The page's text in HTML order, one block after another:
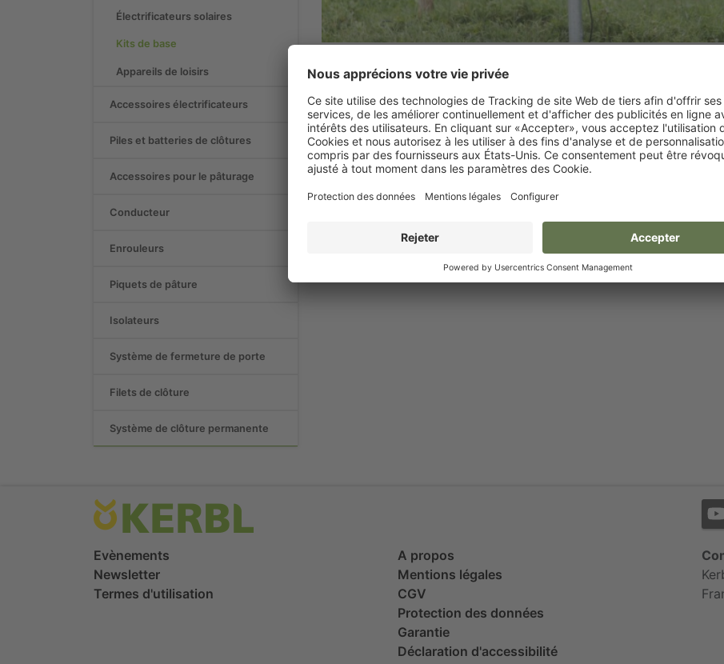
Électrificateurs solaires
Kits de base
Appareils de loisirs
Accessoires électrificateurs
Piles et batteries de clôtures
Accessoires pour le pâturage
Conducteur
Enrouleurs
Piquets de pâture
Isolateurs
Système de fermeture de porte
Filets de clôture
Système de clôture permanente
Kit de base Savanne AM
Kit de base Mobil Power
Evènements
Newsletter
Termes d'utilisation
A propos
Mentions légales
CGV
Protection des données
Garantie
Déclaration d'accessibilité